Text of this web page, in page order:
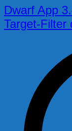
Dwarf App
Target-Filter